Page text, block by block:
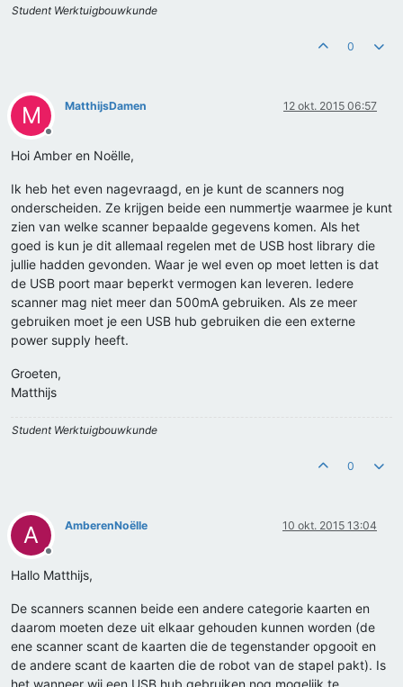
Student Werktuigbouwkunde
0
M
Offline
MatthijsDamen 12 okt. 2015 06:57
Hoi Amber en Noëlle,
Ik heb het even nagevraagd, en je kunt de scanners nog
onderscheiden. Ze krijgen beide een nummertje waarmee je kunt
zien van welke scanner bepaalde gegevens komen. Als het
goed is kun je dit allemaal regelen met de USB host library die
jullie hadden gevonden. Waar je wel even op moet letten is dat
de USB poort maar beperkt vermogen kan leveren. Iedere
scanner mag niet meer dan 500mA gebruiken. Als ze meer
gebruiken moet je een USB hub gebruiken die een externe
power supply heeft.
Groeten,
Matthijs
Student Werktuigbouwkunde
0
A
Offline
AmberenNoëlle 10 okt. 2015 13:04
Hallo Matthijs,
De scanners scannen beide een andere categorie kaarten en
daarom moeten deze uit elkaar gehouden kunnen worden (de
ene scanner scant de kaarten die de tegenstander opgooit en
de andere scant de kaarten die de robot van de stapel pakt). Is
het wanneer wij een USB hub gebruiken nog mogelijk te